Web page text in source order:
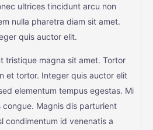
ultrices tincidunt arcu non
nulla pharetra diam sit amet.
quis auctor elit.
tristique magna sit amet. Tortor
et tortor. Integer quis auctor elit
elementum tempus egestas. Mi
Magnis dis parturient
condimentum id venenatis a